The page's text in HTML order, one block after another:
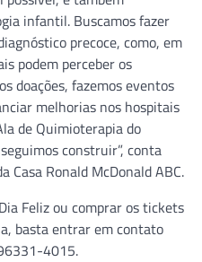
infantil. Buscamos fazer
precoce, como, em
podem perceber os
doações, fazemos eventos
melhorias nos hospitais
de Quimioterapia do
construir”, conta
Casa Ronald McDonald ABC.
Feliz ou comprar os tickets
basta entrar em contato
4015.